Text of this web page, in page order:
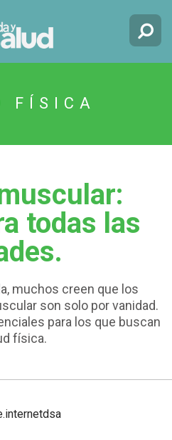
FÍSICA
todas las
muchos creen que los
son solo por vanidad.
para los que buscan
física.